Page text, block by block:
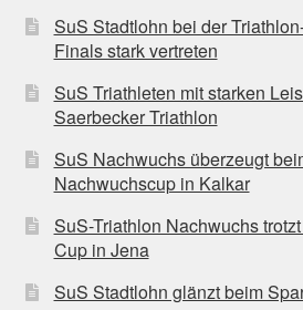
SuS Stadtlohn bei der
Finals stark vertreten
SuS Triathleten mit starken
Saerbecker Triathlon
SuS Nachwuchs überzeugt
Nachwuchscup in Kalkar
SuS-Triathlon Nachwuchs
Cup in Jena
SuS Stadtlohn glänzt beim